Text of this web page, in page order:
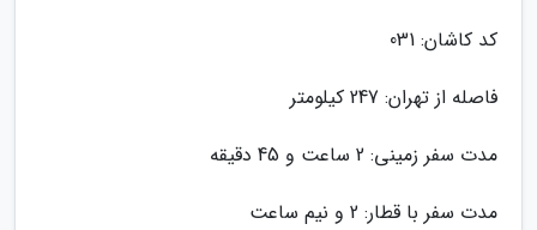
کد کاشان: 031
فاصله از تهران: 247 کیلومتر
مدت سفر زمینی: 2 ساعت و 45 دقیقه
مدت سفر با قطار: 2 و نیم ساعت